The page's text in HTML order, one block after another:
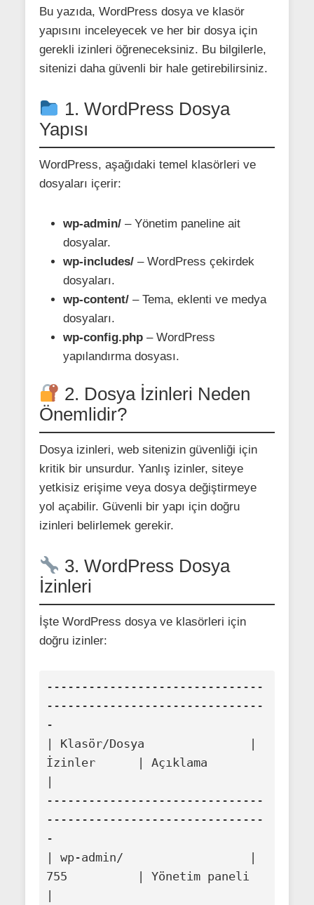
Bu yazıda, WordPress dosya ve klasör
yapısını inceleyecek ve her bir dosya için
gerekli izinleri öğreneceksiniz. Bu bilgilerle,
sitenizi daha güvenli bir hale getirebilirsiniz.
1. WordPress Dosya
Yapısı
WordPress, aşağıdaki temel klasörleri ve
dosyaları içerir:
wp-admin/– Yönetim paneline ait
dosyalar.
wp-includes/– WordPress çekirdek
dosyaları.
wp-content/– Tema, eklenti ve medya
dosyaları.
wp-config.php– WordPress
yapılandırma dosyası.
2. Dosya İzinleri Neden
Önemlidir?
Dosya izinleri, web sitenizin güvenliği için
kritik bir unsurdur. Yanlış izinler, siteye
yetkisiz erişime veya dosya değiştirmeye
yol açabilir. Güvenli bir yapı için doğru
izinleri belirlemek gerekir.
3. WordPress Dosya
İzinleri
İşte WordPress dosya ve klasörleri için
doğru izinler:
-------------------------------
-------------------------------
-
| Klasör/Dosya               |
İzinler      | Açıklama
-------------------------------
-------------------------------
-
| wp-admin/                  |
755          | Yönetim paneli